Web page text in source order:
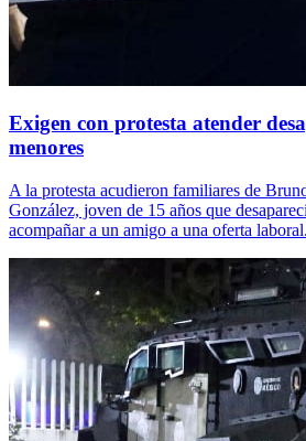
Exigen con protesta atender
menores
A la protesta acudieron familiares de
González, joven de 15 años que
acompañar a un amigo a una oferta laboral.